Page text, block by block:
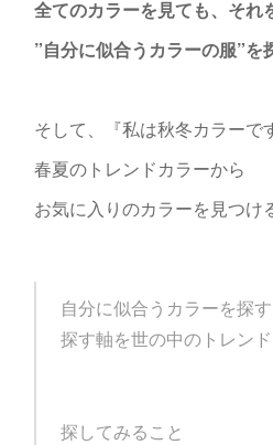
全てのカラーを見ても、 それ
”自分に似合うカラーの服”を
そして、『私は秋冬カラーで
春夏のトレンドカラーから
お気に入りのカラーを見つけ
自分に似合うカラーを探す
探す軸を世の中のトレン
探してみること